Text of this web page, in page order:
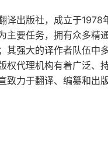
译出版社，成立于
主要任务，拥有众多精
其强大的译作者队伍中
权代理机构有着广泛、
致力于翻译、编纂和出